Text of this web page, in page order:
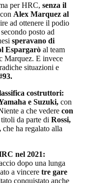
per HRC, senza il
Alex Marquez al
ad ottenere il podio
posto ad
speravano di
Espargarò al team
Marquez. E invece
situazioni e
costruttori:
e Suzuki, con
a che vedere con
da parte di Rossi,
che ha regalato alla
nel 2021:
dopo una lunga
a vincere tre gare
conquistato anche